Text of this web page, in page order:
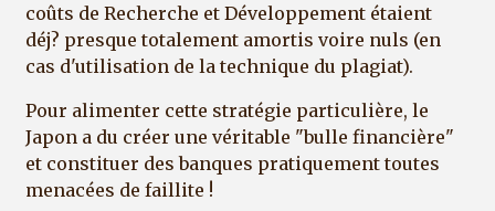
coûts de Recherche et Développement étaient
déj? presque totalement amortis voire nuls (en
cas d'utilisation de la technique du plagiat).
Pour alimenter cette stratégie particulière, le
Japon a du créer une véritable "bulle financière"
et constituer des banques pratiquement toutes
menacées de faillite !